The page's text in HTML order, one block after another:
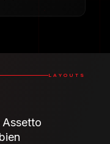
LAYOUTS
Assetto